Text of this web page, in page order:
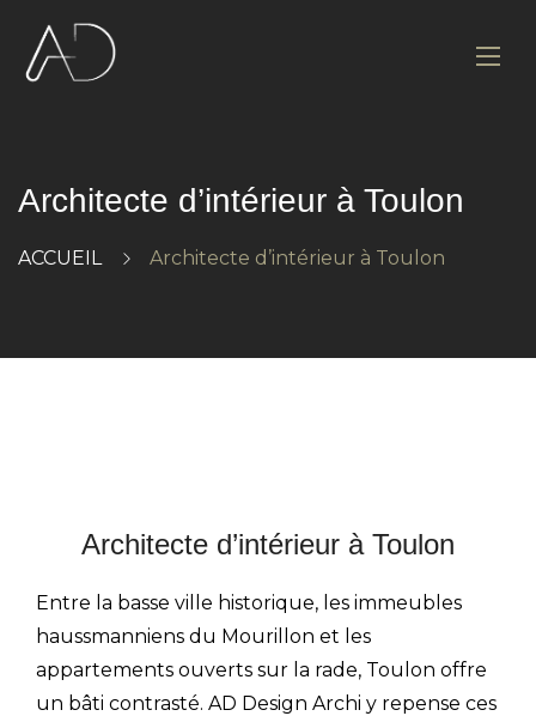
Architecte d’intérieur à Toulon
ACCUEIL Architecte d’intérieur à Toulon
Architecte d’intérieur à Toulon
Entre la basse ville historique, les immeubles
haussmanniens du Mourillon et les
appartements ouverts sur la rade, Toulon offre
un bâti contrasté. AD Design Archi y repense ces